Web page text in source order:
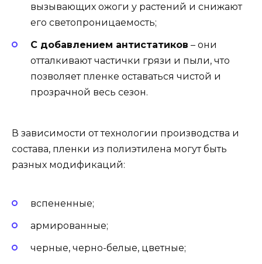
вызывающих ожоги у растений и снижают
его светопроницаемость;
С добавлением антистатиков – они
отталкивают частички грязи и пыли, что
позволяет пленке оставаться чистой и
прозрачной весь сезон.
В зависимости от технологии производства и
состава, пленки из полиэтилена могут быть
разных модификаций:
вспененные;
армированные;
черные, черно-белые, цветные;